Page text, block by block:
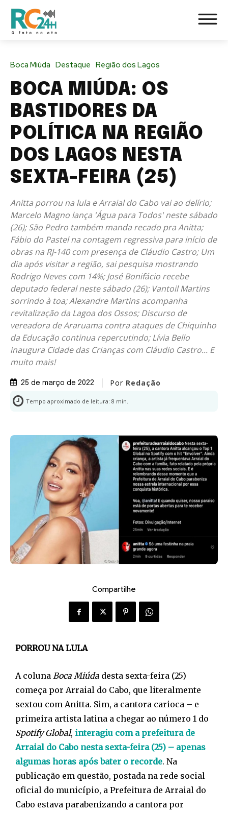
Boca Miúda Destaque Região dos Lagos
BOCA MIÚDA: OS
BASTIDORES DA
POLÍTICA NA REGIÃO
DOS LAGOS NESTA
SEXTA-FEIRA (25)
Anitta porrou na lula e Arraial do Cabo vai ao delírio;
Marcelo Magno lança 'Água para Todos' neste sábado
(26); São Pedro também manda recado pra Anitta;
Fábio do Pastel na contagem regressiva para início de
obras na RJ-140 com presença de Cláudio Castro; Um
dia após visitar a região, sai pesquisa mostrando
Rodrigo Neves com 14%; José Bonifácio recebe
deputado federal neste sábado (26); Vantoil Martins
sorrindo à toa; Alexandre Martins acompanha
revitalização da Lagoa dos Ossos; Discurso de
vereadora de Araruama contra ataques de Chiquinho
da Educação continua repercutindo; Lívia Bello
inaugura Cidade das Crianças com Cláudio Castro... E
muito mais!
25 de março de 2022 Por Redação
Tempo aproximado de leitura: 8 min.
Compartilhe
PORROU NA LULA
A coluna Boca Miúda desta sexta-feira (25)
começa por Arraial do Cabo, que literalmente
sextou com Anitta. Sim, a cantora carioca – e
primeira artista latina a chegar ao número 1 do
Spotify Global, interagiu com a prefeitura de
Arraial do Cabo nesta sexta-feira (25) – apenas
algumas horas após bater o recorde. Na
publicação em questão, postada na rede social
oficial do município, a Prefeitura de Arraial do
Cabo estava parabenizando a cantora por